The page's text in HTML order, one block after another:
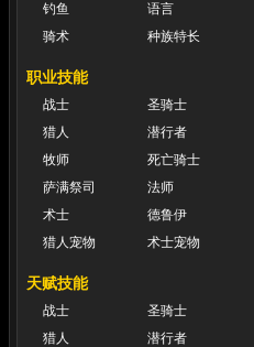
钓鱼
语言
骑术
种族特长
职业技能
战士
圣骑士
猎人
潜行者
牧师
死亡骑士
萨满祭司
法师
术士
德鲁伊
猎人宠物
术士宠物
天赋技能
战士
圣骑士
猎人
潜行者